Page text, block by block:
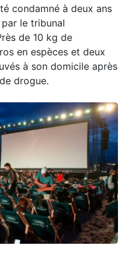
condamné à deux ans
le tribunal
de 10 kg de
en espèces et deux
à son domicile après
drogue.